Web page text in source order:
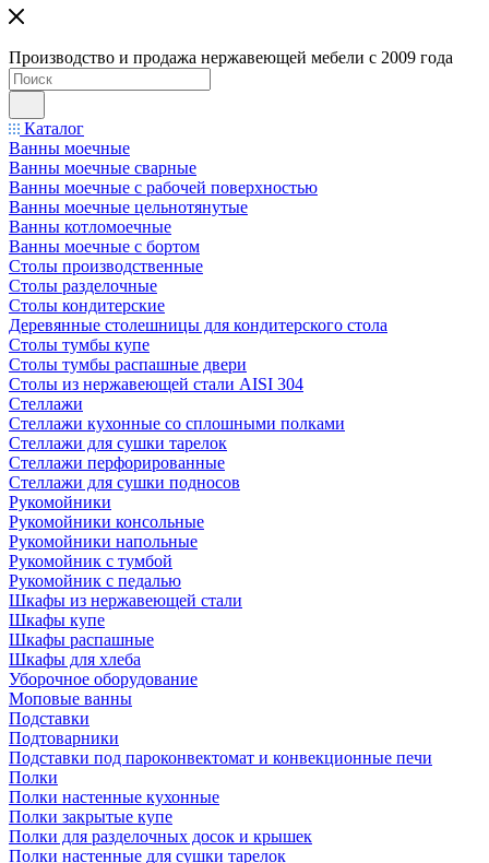
Производство и продажа нержавеющей мебели с 2009 года
Каталог
Ванны моечные
Ванны моечные сварные
Ванны моечные с рабочей поверхностью
Ванны моечные цельнотянутые
Ванны котломоечные
Ванны моечные с бортом
Столы производственные
Столы разделочные
Столы кондитерские
Деревянные столешницы для кондитерского стола
Столы тумбы купе
Столы тумбы распашные двери
Столы из нержавеющей стали AISI 304
Стеллажи
Стеллажи кухонные со сплошными полками
Стеллажи для сушки тарелок
Стеллажи перфорированные
Стеллажи для сушки подносов
Рукомойники
Рукомойники консольные
Рукомойники напольные
Рукомойник с тумбой
Рукомойник с педалью
Шкафы из нержавеющей стали
Шкафы купе
Шкафы распашные
Шкафы для хлеба
Уборочное оборудование
Моповые ванны
Подставки
Подтоварники
Подставки под пароконвектомат и конвекционные печи
Полки
Полки настенные кухонные
Полки закрытые купе
Полки для разделочных досок и крышек
Полки настенные для сушки тарелок